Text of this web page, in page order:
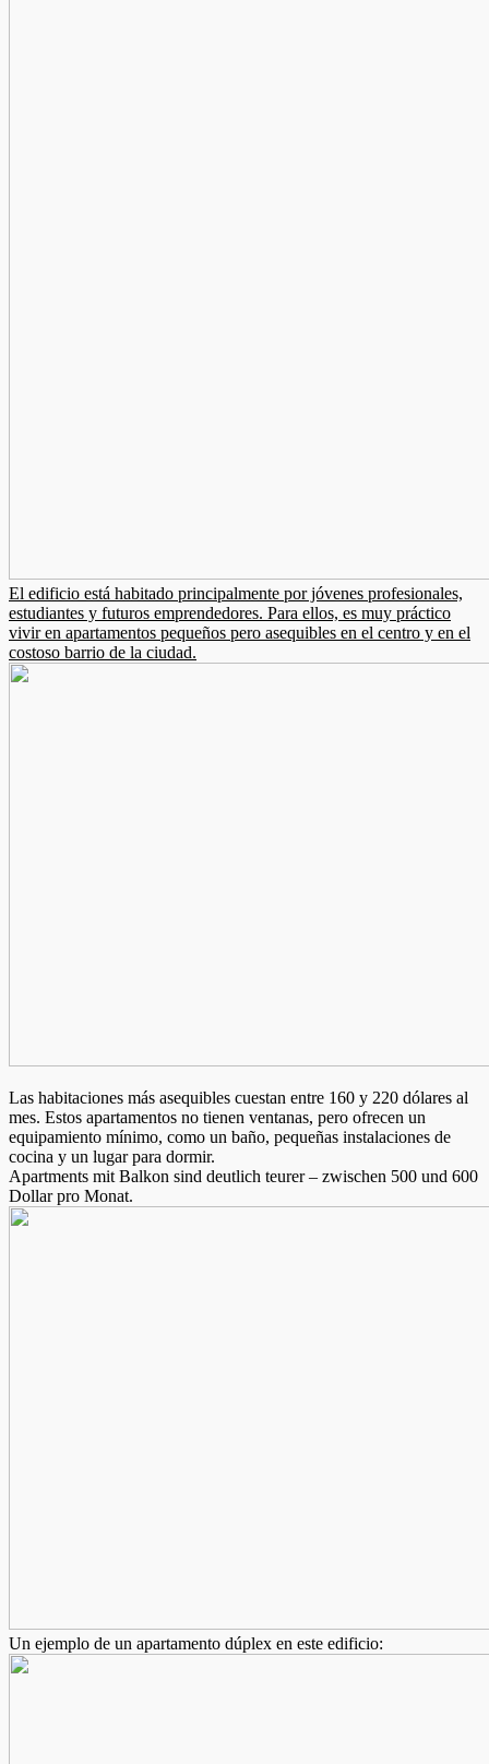
El edificio está habitado principalmente por jóvenes profesionales,
estudiantes y futuros emprendedores. Para ellos, es muy práctico
vivir en apartamentos pequeños pero asequibles en el centro y en el
costoso barrio de la ciudad.
Las habitaciones más asequibles cuestan entre 160 y 220 dólares al
mes. Estos apartamentos no tienen ventanas, pero ofrecen un
equipamiento mínimo, como un baño, pequeñas instalaciones de
cocina y un lugar para dormir.
Apartments mit Balkon sind deutlich teurer – zwischen 500 und 600
Dollar pro Monat.
Un ejemplo de un apartamento dúplex en este edificio: